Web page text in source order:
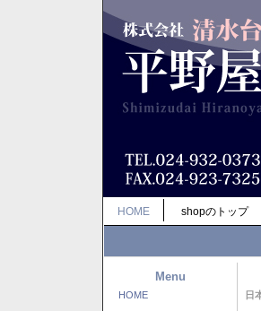
HOME shopのトップ
Menu
HOME 日